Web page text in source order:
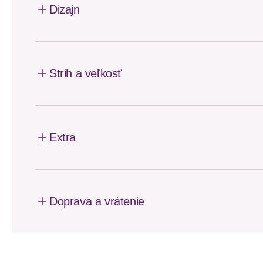
Dizajn
Strih a veľkosť
Extra
Doprava a vrátenie